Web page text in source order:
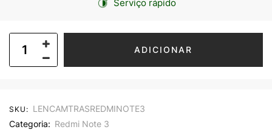
Serviço rápido
ADICIONAR
SKU: LENCAMTRASREDMINOTE3
Categoria: Redmi Note 3